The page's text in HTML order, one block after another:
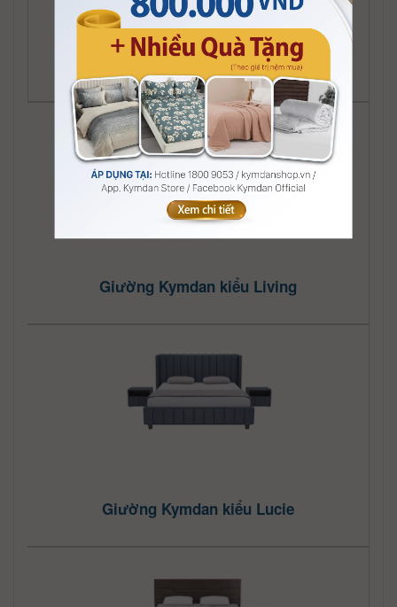
Giường Kymdan kiểu Lasting
Giường Kymdan kiểu Living
Giường Kymdan kiểu Lucie